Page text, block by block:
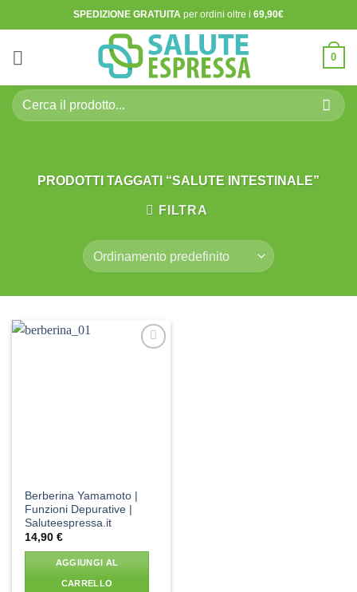
ai
contenuti
SPEDIZIONE GRATUITA per ordini oltre i 69,90€
0
Cerca:
PRODOTTI TAGGATI “SALUTE INTESTINALE”
FILTRA
Berberina Yamamoto |
Funzioni Depurative |
Saluteespressa.it
14,90€
AGGIUNGI AL
CARRELLO